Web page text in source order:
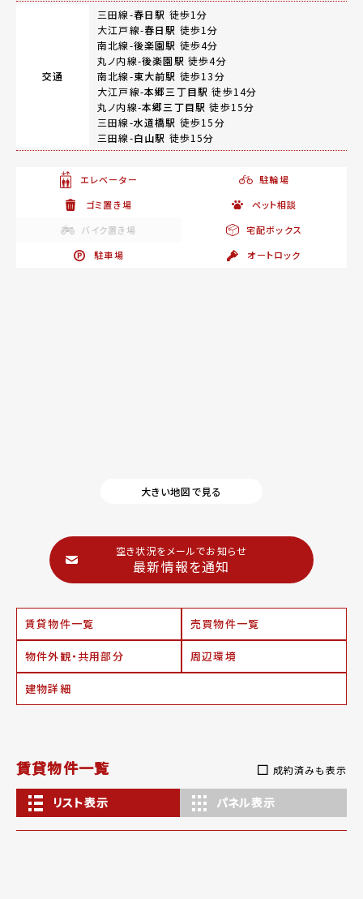
交通
三田線-春日駅 徒歩1分
大江戸線-春日駅 徒歩1分
南北線-後楽園駅 徒歩4分
丸ノ内線-後楽園駅 徒歩4分
南北線-東大前駅 徒歩13分
大江戸線-本郷三丁目駅 徒歩14分
丸ノ内線-本郷三丁目駅 徒歩15分
三田線-水道橋駅 徒歩15分
三田線-白山駅 徒歩15分
エレベーター
駐輪場
ゴミ置き場
ペット相談
バイク置き場
宅配ボックス
駐車場
オートロック
大きい地図で見る
空き状況をメールでお知らせ
最新情報を通知
賃貸物件一覧 売買物件一覧
物件外観・共用部分 周辺環境
建物詳細
賃貸物件一覧 成約済みも表示
リスト表示 パネル表示